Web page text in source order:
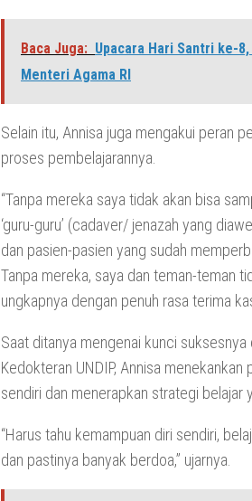
Baca Juga: Upacara Hari Santri ke-
Menteri Agama RI
Selain itu, Annisa juga mengakui peran
proses pembelajarannya.
“Tanpa mereka saya tidak akan bisa
‘guru-guru’ (cadaver/ jenazah yang
dan pasien-pasien yang sudah
Tanpa mereka, saya dan teman-teman
ungkapnya dengan penuh rasa terima
Saat ditanya mengenai kunci
Kedokteran UNDIP, Annisa
sendiri dan menerapkan strategi belajar
“Harus tahu kemampuan diri sendiri,
dan pastinya banyak berdoa,” ujarnya.